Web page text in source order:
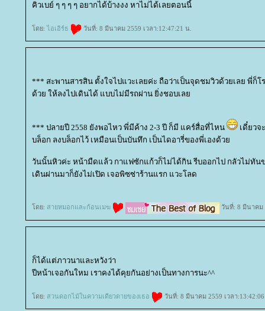
คิวเบย์ ๆ ๆ ๆ ๆ อยากได้บ้างงง หาไม่ได้เลยตอนนี้
ดย:ไอเอิร์ธ วันที่: 8 มีนาคม 2559 เวลา:12:47:21 น.
*** สะพานสารสิน ตั้งใจไปแวะเลยค่ะ ถือว่าเป็นจุดชมวิวด้วยเลย พี่ก็
ด้วย ให้ลงไปเดินได้ แบบไม่มีรถผ่าน ยิ่งชอบเล
*** ปลายปี 2558 ยังพอไหว พี่มีค้าง 2-3 ปี ก็มี แคร์สื่อที่ไหน
เดี๋ยวจ
บล็อก ลงบล็อกไว้ เหมือนเป็นบันทึก เป็นไดอารี่ของพี่เองด้ว
วันนั้นหิวค่ะ หน้ามืดแล้ว กาแฟซักแก้วก็ไม่ได้กิน รีบออกไป กลัวไม่ทัน
เดินผ่านมาก็ยังไม่เปิด เจอพิซซ่าร้านแรก แวะโลด
ดย: สายหมอกและก้อนเมฆ วันที่: 8 มีนาคม
ก็ได้แต่ภาวนาและหวังว่า
ปีหน้าเจอกันใหม เราคงได้คุยกันอย่างเป็นทางการนะ^^
ดย: สวนดอกไม้ในความเดียวดายของเธอ วันที่: 8 มีนาคม 2559 เวลา